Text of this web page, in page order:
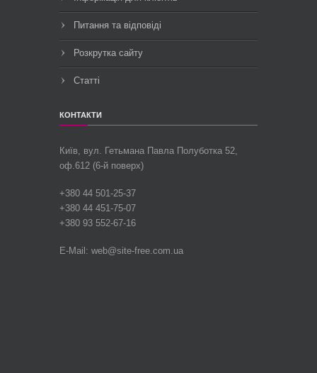
Питання та відповіді
Розкрутка сайту
Статті
КОНТАКТИ
Київ, вул. Гетьмана Павла Полуботка 52,
оф.612 (6-й поверх)
+380 44 501-25-37
+380 44 451-75-07
+380 93 552-67-16
E-Mail: web@site-free.com.ua